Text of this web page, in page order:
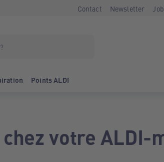
Contact Newsletter
Points ALDI
votre ALDI-